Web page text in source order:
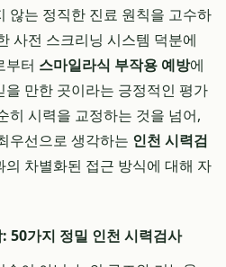
않는 정직한 진료 원칙을 고수하
사전 스크리닝 시스템 덕분에
부터 스마일라식 부작용 예방에
만한 곳이라는 긍정적인 평가
히 시력을 교정하는 것을 넘어,
우선으로 생각하는 인천 시력검
차별화된 접근 방식에 대해 자
50가지 정밀 인천 시력검사